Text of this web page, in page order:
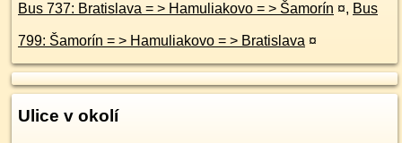
Bus 737: Bratislava = > Hamuliakovo = > Šamorín ¤, Bus
799: Šamorín = > Hamuliakovo = > Bratislava ¤
Ulice v okolí